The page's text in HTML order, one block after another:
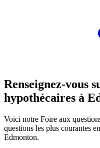
Renseignez-vous
hypothécaires à
Voici notre Foire aux
questions les plus courantes
Edmonton.